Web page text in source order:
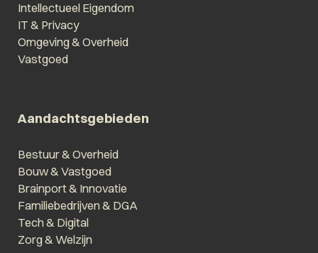
Intellectueel Eigendom
IT & Privacy
Omgeving & Overheid
Vastgoed
Aandachtsgebieden
Bestuur & Overheid
Bouw & Vastgoed
Brainport & Innovatie
Familiebedrijven & DGA
Tech & Digital
Zorg & Welzijn